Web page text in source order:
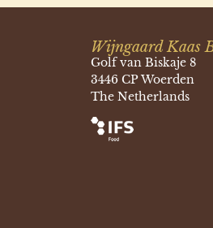
Wijngaard Kaas
Golf van Biskaje 8
3446 CP Woerden
The Netherlands